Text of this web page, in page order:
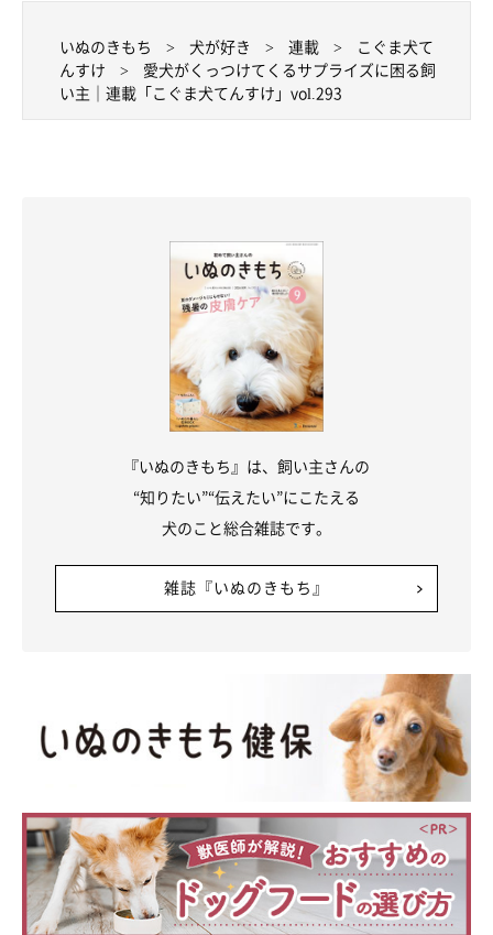
いぬのきもち 犬が好き 連載
こぐま犬て
んすけ
愛犬がくっつけてくるサプライズに困る飼
い主｜連載「こぐま犬てんすけ」vol.293
『いぬのきもち』は、飼い主さんの
“知りたい”“伝えたい”にこたえる
犬のこと総合雑誌です。
雑誌『いぬのきもち』